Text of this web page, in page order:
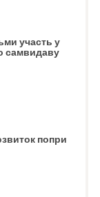
участь у
самвидаву
попри